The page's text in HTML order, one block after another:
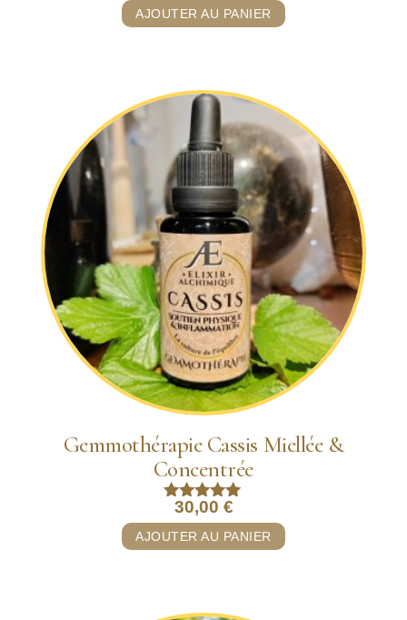
AJOUTER AU PANIER
Gemmothérapie Cassis Miellée &
Concentrée
Note
5.00
sur 5
30,00 €
AJOUTER AU PANIER